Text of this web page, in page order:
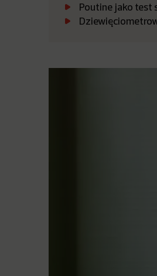
Poutine jako test